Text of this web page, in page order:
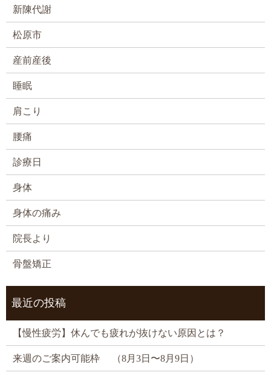
新陳代謝
松原市
産前産後
睡眠
肩こり
腰痛
診療日
身体
身体の痛み
院長より
骨盤矯正
最近の投稿
【慢性疲労】休んでも疲れが抜けない原因とは？
来週のご案内可能枠 （8月3日〜8月9日）